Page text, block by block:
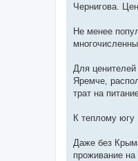
Чернигова.
Не менее
Для
Яремче,
трат на
К теплому югу
Даже без
проживание